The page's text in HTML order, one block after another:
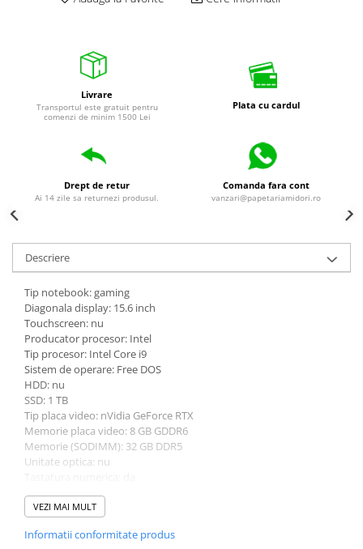
Markere universale
Rezerve cerneala si mine pix
Accesorii si cutii din carton
Aparate pentru aplicat preturi
Benzi adezive si accesorii
Folie de paletizat
Organizare si arhivare
Arhivare
Bibliorafturi
Caiete mecanice
Clipboarduri
Dosare din carton
Dosare din plastic
Dosare suspendate
Ecusoane si accesorii
Folii si mape
Intercalatoare
Prezentare si afisare
Livrare
Transportul este gratuit pentru
comenzi de minim 1500 Lei
Plata cu cardul
Drept de retur
Ai 14 zile sa returnezi produsul.
Comanda fara cont
vanzari@papetariamidori.ro
Descriere
Tip notebook: gaming
Diagonala display: 15.6 inch
Touchscreen: nu
Producator procesor: Intel
Tip procesor: Intel Core i9
Sistem de operare: Free DOS
HDD: nu
SSD: 1 TB
Tip placa video: nVidia GeForce RTX
Memorie placa video: 8 GB GDDR6
Memorie (SODIMM): 32 GB DDR5
Unitate optica: nu
Greutate: 2.5 - 2.99 kg
Culoare: negru
Model placa video: nVidia GeForce RTX 4060
VEZI MAI MULT
Informatii conformitate produs